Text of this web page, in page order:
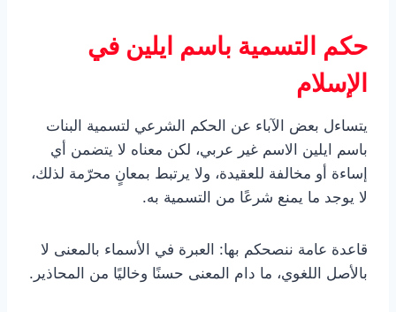
حكم التسمية باسم ايلين في
الإسلام
يتساءل بعض الآباء عن الحكم الشرعي لتسمية البنات
باسم ايلين الاسم غير عربي، لكن معناه لا يتضمن أي
إساءة أو مخالفة للعقيدة، ولا يرتبط بمعانٍ محرّمة لذلك،
لا يوجد ما يمنع شرعًا من التسمية به.
قاعدة عامة ننصحكم بها: العبرة في الأسماء بالمعنى لا
بالأصل اللغوي، ما دام المعنى حسنًا وخاليًا من المحاذير.